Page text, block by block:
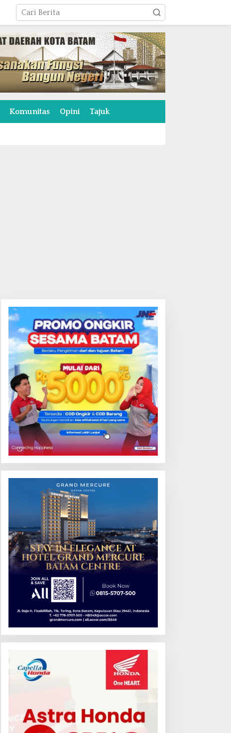
Komunitas Opini Tajuk